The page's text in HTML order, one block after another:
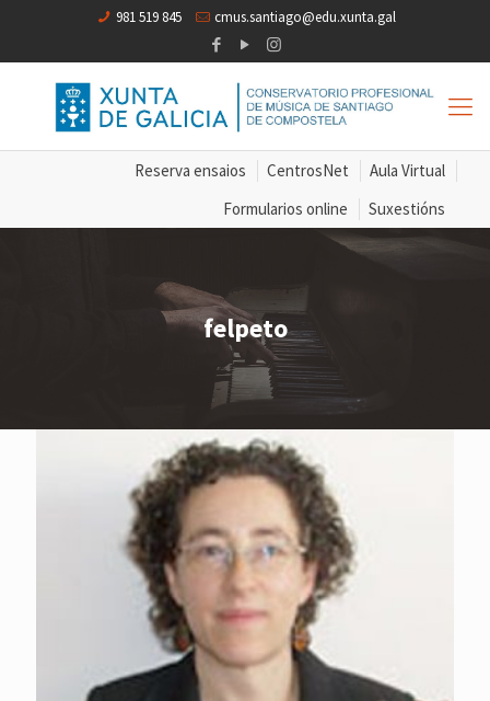
981 519 845 cmus.santiago@edu.xunta.gal
Reserva ensaios CentrosNet
Aula Virtual
Formularios online
Suxestións
felpeto